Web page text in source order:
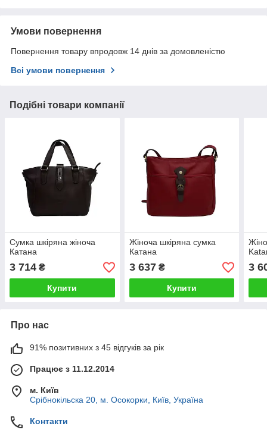
Умови повернення
Повернення товару впродовж 14 днів за домовленістю
Всі умови повернення
Подібні товари компанії
Сумка шкіряна жіноча
Катана
3 714 ₴
Купити
Жіноча шкіряна сумка
Катана
3 637₴
Купити
3
Про нас
91% позитивних з 45 відгуків за рік
Працює з 11.12.2014
м. Київ
Срібнокільска 20, м. Осокорки, Київ, Україна
Контакти